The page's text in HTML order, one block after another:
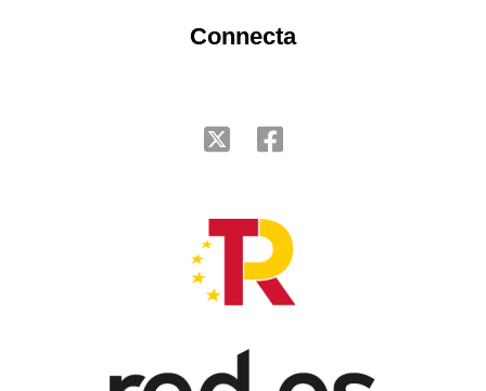
Connecta